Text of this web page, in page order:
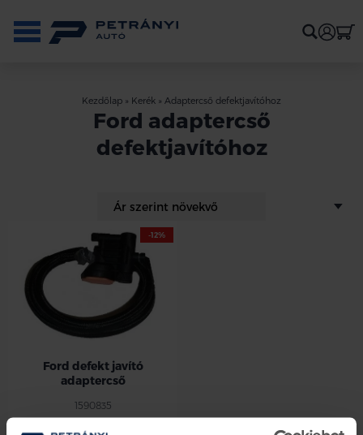
Kezdőlap » Kerék » Adaptercső defektjavítóhoz
Ford adaptercső
defektjavítóhoz
-12%
Ford defekt javító
adaptercső
1590835